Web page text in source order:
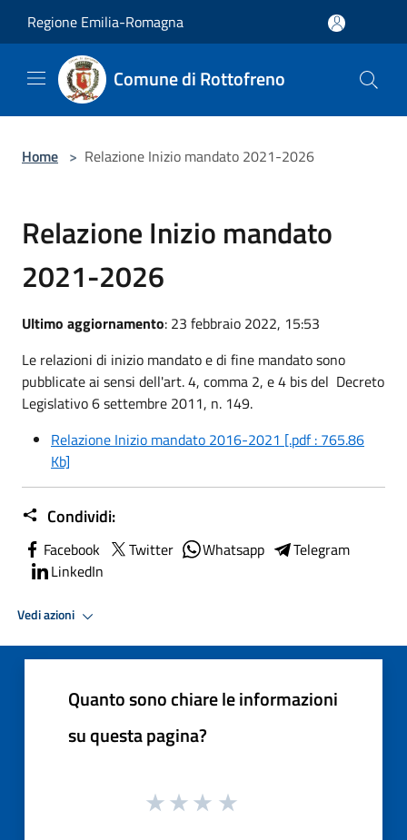
Regione Emilia-Romagna
Comune di Rottofreno
Home > Relazione Inizio mandato 2021-2026
Relazione Inizio mandato
2021-2026
Ultimo aggiornamento: 23 febbraio 2022, 15:53
Le relazioni di inizio mandato e di fine mandato sono
pubblicate ai sensi dell'art. 4, comma 2, e 4 bis del Decreto
Legislativo 6 settembre 2011, n. 149.
Relazione Inizio mandato 2016-2021 [.pdf : 765.86
Kb]
Condividi:
Facebook Twitter Whatsapp
Telegram
LinkedIn
Vedi azioni
Quanto sono chiare le informazioni
su questa pagina?